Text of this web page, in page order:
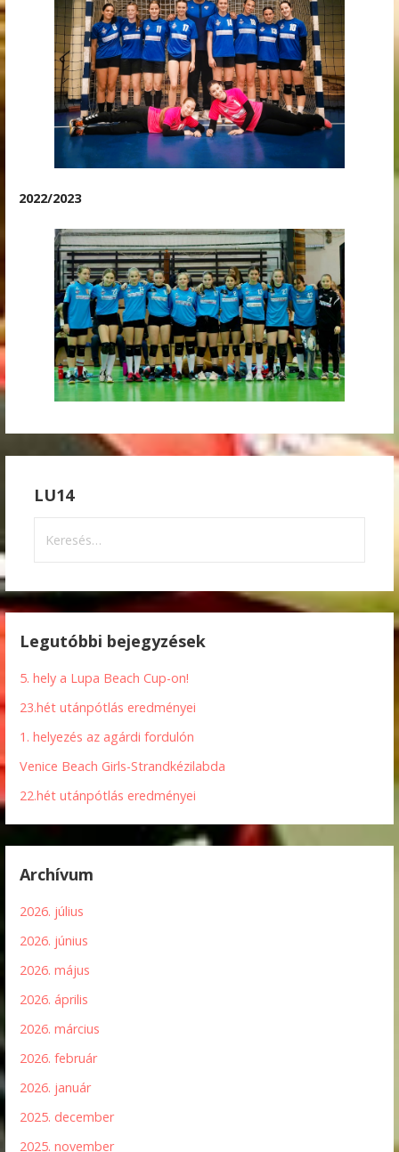
2022/2023
LU14
Legutóbbi bejegyzések
5. hely a Lupa Beach Cup-on!
23.hét utánpótlás eredményei
1. helyezés az agárdi fordulón
Venice Beach Girls-Strandkézilabda
22.hét utánpótlás eredményei
Archívum
2026. július
2026. június
2026. május
2026. április
2026. március
2026. február
2026. január
2025. december
2025. november